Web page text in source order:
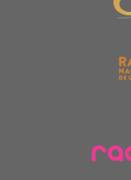
profundamente
Historias de Onda
desataron tras esa
la ayuda de